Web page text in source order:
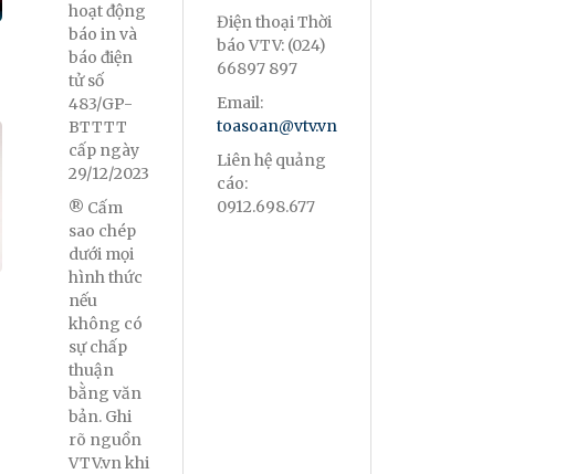
hoạt động
báo in và
báo điện
tử số
483/GP-
BTTTT
cấp ngày
29/12/2023
® Cấm
sao chép
dưới mọi
hình thức
nếu
không có
sự chấp
thuận
bằng văn
bản. Ghi
rõ nguồn
VTV.vn khi
Điện thoại Thời
báo VTV: (024)
66897 897
Email:
toasoan@vtv.vn
Liên hệ quảng
cáo:
0912.698.677